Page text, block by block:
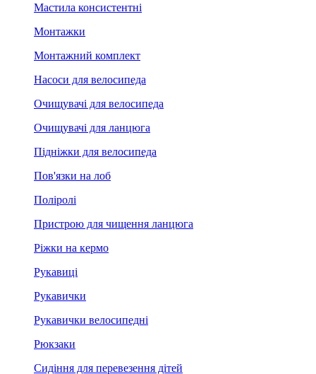
Мастила консистентні
Монтажки
Монтажний комплект
Насоси для велосипеда
Очищувачі для велосипеда
Очищувачі для ланцюга
Підніжки для велосипеда
Пов'язки на лоб
Поліролі
Пристрою для чищення ланцюга
Ріжки на кермо
Рукавиці
Рукавички
Рукавички велосипедні
Рюкзаки
Сидіння для перевезення дітей